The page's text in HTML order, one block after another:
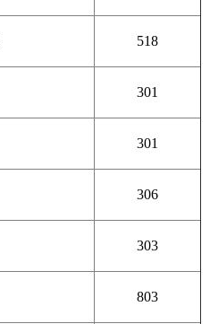
518
301
301
306
303
803